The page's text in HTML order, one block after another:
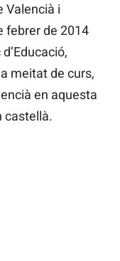
Valencià i
febrer de 2014
meitat de curs,
en aquesta
castellà.